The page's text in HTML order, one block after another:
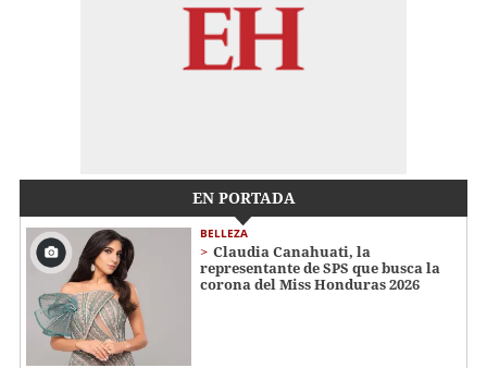
EN PORTADA
BELLEZA
Claudia Canahuati, la
representante de SPS que busca la
corona del Miss Honduras 2026